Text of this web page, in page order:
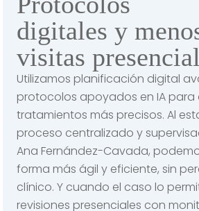
digitales y
visitas
Utilizamos planificación digital
protocolos apoyados en IA para
tratamientos más precisos. Al
proceso centralizado y
Ana Fernández-Cavada,
forma más ágil y eficiente, sin
clínico. Y cuando el caso lo
revisiones presenciales con